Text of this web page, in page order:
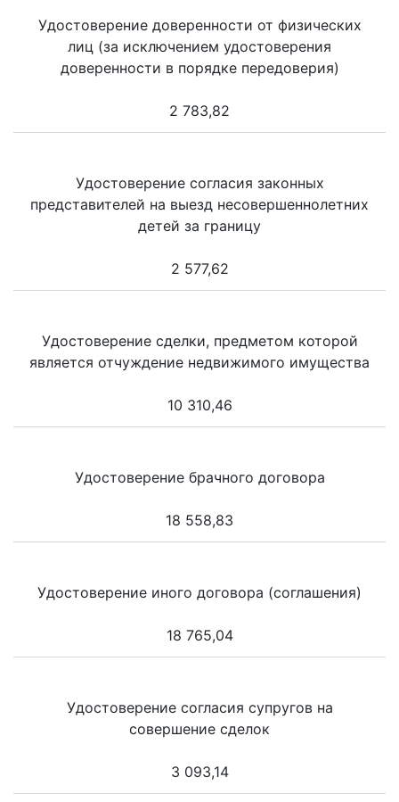
Удостоверение доверенности от физических
лиц (за исключением удостоверения
доверенности в порядке передоверия)
2 783,82
Удостоверение согласия законных
представителей на выезд несовершеннолетних
детей за границу
2 577,62
Удостоверение сделки, предметом которой
является отчуждение недвижимого имущества
10 310,46
Удостоверение брачного договора
18 558,83
Удостоверение иного договора (соглашения)
18 765,04
Удостоверение согласия супругов на
совершение сделок
3 093,14